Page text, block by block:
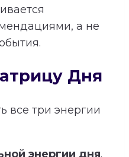
а не
Дня
все три энергии
энергии дня.